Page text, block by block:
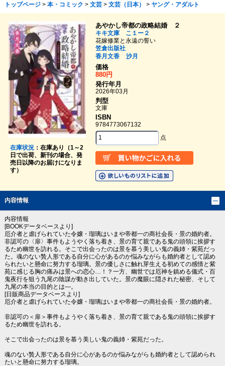
トップページ> 本・コミック > 文芸> 文芸（日本） > ヤング・アダルト
在庫状況：在庫あり（1～2
日で出荷、新刊の場合、発
売日以降のお届けになりま
す）
あやかし帝都の政略結婚 ２
キキ文庫 こ１ー２
花嫁修業と永遠の誓い
笠倉出版社
香月文香
沙月
価格
880円
発行年月
2026年03月
判型
文庫
ISBN
9784773067132
点
内容情報
内容情報
[BOOKデータベースより]
厄介者と虐げられていた令嬢・瑠璃はいまや帝都一の商社会長・景の婚約者。
非認可の〈扉〉事件もようやく落ち着き、景の育て親である鬼の頭領に挨拶す
るため幽世を訪れる。そこで出会ったのは景を慕う美しい鬼の義姉・紫苑だっ
た。魂のない贄人形である自分に心があるのか悩みながらも婚約者として認め
られたいと懸命に努力する瑠璃。景の優しさに触れ芽生える初めての感情と紫
苑に感じる胸の痛みは景への恋心…！？一方、幽世では厄神を鎮める儀式・百
鬼夜行を狙う九尾の陰謀が動き出していた。景の魔眼に隠された秘密、そして
九尾の本当の目的とは―。
[日販商品データベースより]
厄介者と虐げられていた令嬢・瑠璃はいまや帝都一の商社会長・景の婚約者。
非認可の＜扉＞事件もようやく落ち着き、景の育て親である鬼の頭領に挨拶す
るため幽世を訪れる。
そこで出会ったのは景を慕う美しい鬼の義姉・紫苑だった。
魂のない贄人形である自分に心があるのか悩みながらも婚約者として認められ
たいと懸命に努力する瑠璃。